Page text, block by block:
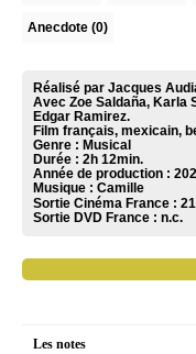
Anecdote (0)
Réalisé par Jacques
Avec Zoe Saldaña, Karla
Edgar Ramirez.
Film français, mexicain,
Genre : Musical
Durée : 2h 12min.
Année de production :
Musique : Camille
Sortie Cinéma France :
Sortie DVD France : n.c.
Les notes